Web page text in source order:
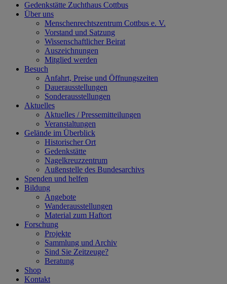
Gedenkstätte Zuchthaus Cottbus
Über uns
Menschenrechtszentrum Cottbus e. V.
Vorstand und Satzung
Wissenschaftlicher Beirat
Auszeichnungen
Mitglied werden
Besuch
Anfahrt, Preise und Öffnungszeiten
Dauerausstellungen
Sonderausstellungen
Aktuelles
Aktuelles / Pressemitteilungen
Veranstaltungen
Gelände im Überblick
Historischer Ort
Gedenkstätte
Nagelkreuzzentrum
Außenstelle des Bundesarchivs
Spenden und helfen
Bildung
Angebote
Wanderausstellungen
Material zum Haftort
Forschung
Projekte
Sammlung und Archiv
Sind Sie Zeitzeuge?
Beratung
Shop
Kontakt